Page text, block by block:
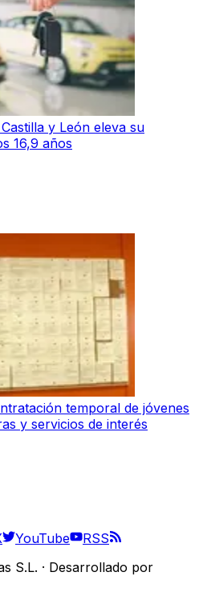
y León eleva su
16,9 años
temporal de jóvenes
y servicios de interés
YouTube
RSS
S.L. · Desarrollado por